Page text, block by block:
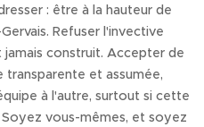
: être à la hauteur de
Refuser l'invective
jamais construit. Accepter de
et assumée,
à l'autre, surtout si cette
vous-mêmes, et soyez